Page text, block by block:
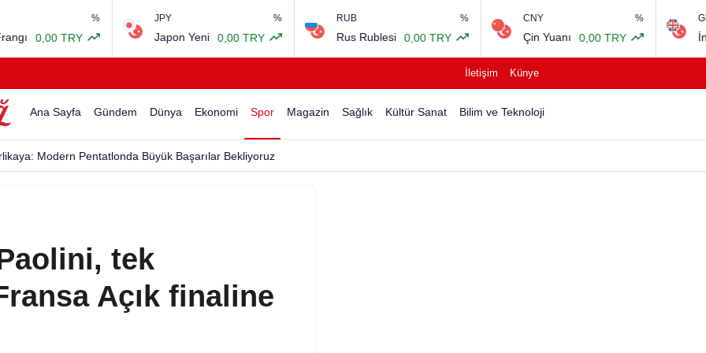
Japon Yeni 0,00 TRY Rus Rublesi 0,00 TRY
%
Çin Yuanı 0,00 TRY İngiliz Sterlini
İletişim Künye
Ana Sayfa Gündem Dünya Ekonomi Spor Magazin Sağlık Kültür Sanat Bilim ve Teknoloji
Modern Pentatlonda Büyük Başarılar Bekliyoruz
tek
Açık finaline